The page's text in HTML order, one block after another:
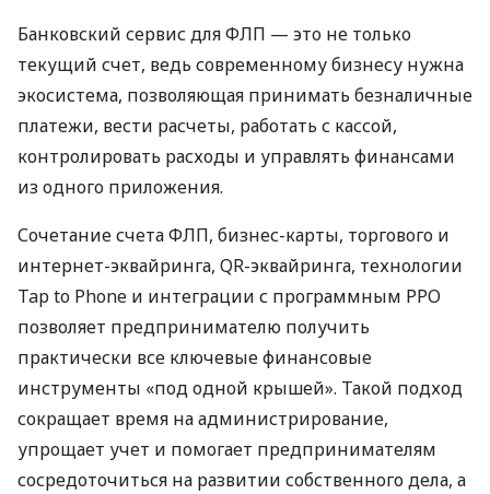
Банковский сервис для ФЛП — это не только
текущий счет, ведь современному бизнесу нужна
экосистема, позволяющая принимать безналичные
платежи, вести расчеты, работать с кассой,
контролировать расходы и управлять финансами
из одного приложения.
Сочетание счета ФЛП, бизнес-карты, торгового и
интернет-эквайринга, QR-эквайринга, технологии
Tap to Phone и интеграции с программным РРО
позволяет предпринимателю получить
практически все ключевые финансовые
инструменты «под одной крышей». Такой подход
сокращает время на администрирование,
упрощает учет и помогает предпринимателям
сосредоточиться на развитии собственного дела, а